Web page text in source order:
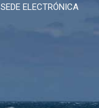
SEDE ELECTRÓNICA